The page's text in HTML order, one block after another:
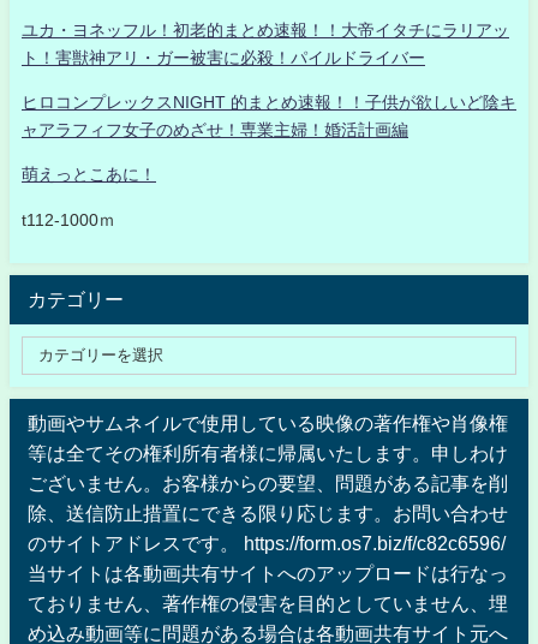
ユカ・ヨネッフル！初老的まとめ速報！！大帝イタチにラリアッ
ト！害獣神アリ・ガー被害に必殺！パイルドライバー
ヒロコンプレックスNIGHT 的まとめ速報！！子供が欲しいど陰キ
ャアラフィフ女子のめざせ！専業主婦！婚活計画編
萌えっとこあに！
t112-1000ｍ
カテゴリー
動画やサムネイルで使用している映像の著作権や肖像権
等は全てその権利所有者様に帰属いたします。申しわけ
ございません。お客様からの要望、問題がある記事を削
除、送信防止措置にできる限り応じます。お問い合わせ
のサイトアドレスです。 https://form.os7.biz/f/c82c6596/
当サイトは各動画共有サイトへのアップロードは行なっ
ておりません、著作権の侵害を目的としていません、埋
め込み動画等に問題がある場合は各動画共有サイト元へ